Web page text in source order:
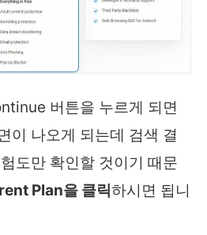
버튼을 누르게 되면
이 나오게 되는데 검색 결
도만 확인할 것이기 때문
Plan을 클릭하시면 됩니